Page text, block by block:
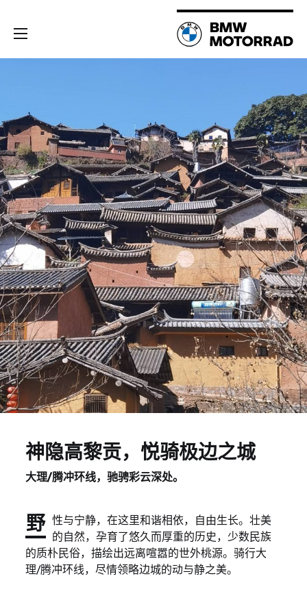
神隐高黎贡，悦骑极边之城
大理/腾冲环线，驰骋彩云深处。
野 性与宁静，在这里和谐相依，自由生长。壮美
的自然，孕育了悠久而厚重的历史，少数民族
的质朴民俗，描绘出远离喧嚣的世外桃源。骑行大
理/腾冲环线，尽情领略边城的动与静之美。